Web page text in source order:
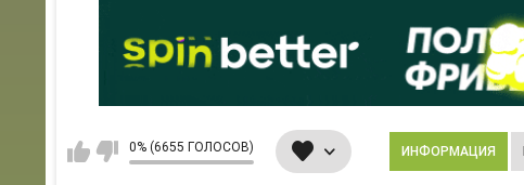
0% (6655 ГОЛОСОВ) ИНФОРМАЦИЯ